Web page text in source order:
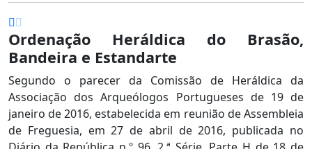
Ordenação Heráldica do Brasão,
Bandeira e Estandarte
Segundo o parecer da Comissão de Heráldica da
Associação dos Arqueólogos Portugueses de 19 de
janeiro de 2016, estabelecida em reunião de Assembleia
de Freguesia, em 27 de abril de 2016, publicada no